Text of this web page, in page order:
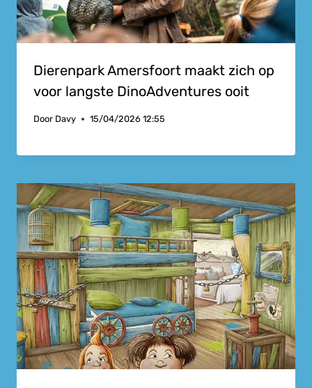
Dierenpark Amersfoort maakt zich op
voor langste DinoAdventures ooit
Door Davy 15/04/2026 12:55